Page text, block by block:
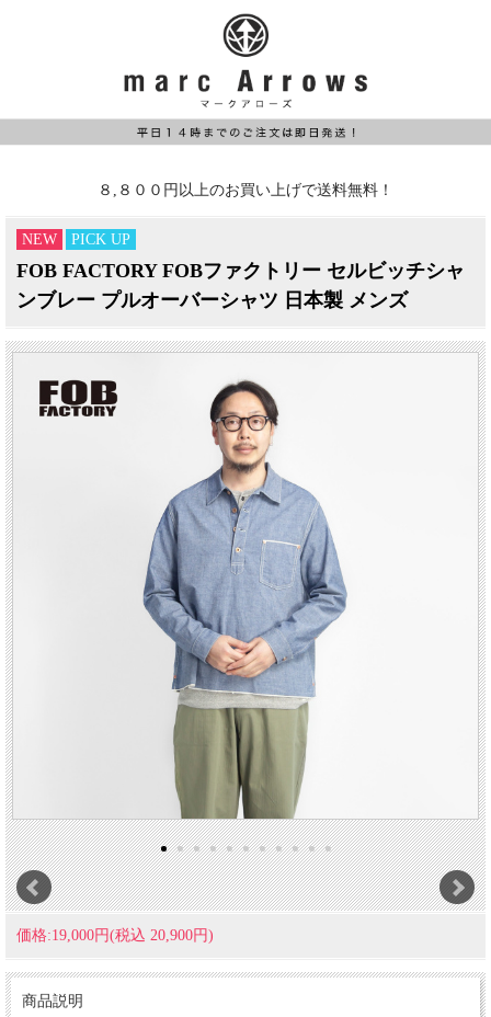
８,８００円以上のお買い上げで送料無料！
NEW PICK UP
FOB FACTORY FOBファクトリー セルビッチシャ
ンブレー プルオーバーシャツ 日本製 メンズ
価格:19,000円(税込 20,900円)
商品説明